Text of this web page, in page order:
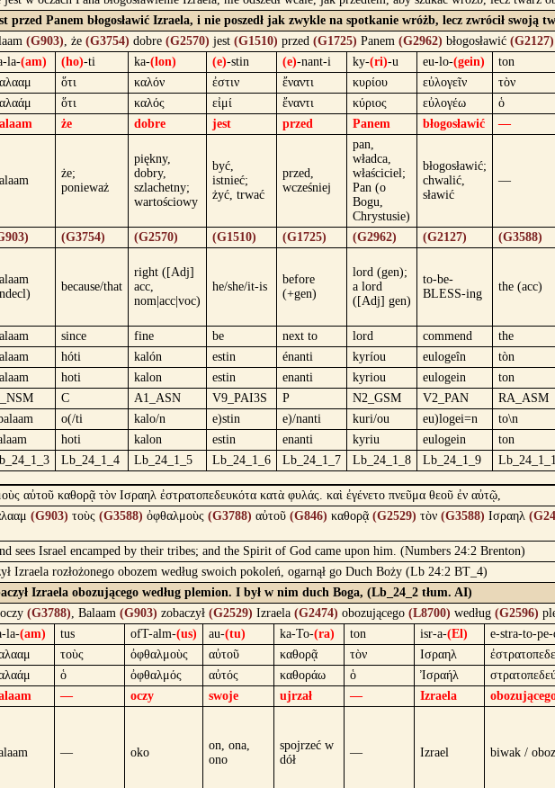
przed Panem błogosławić Izraela, i nie poszedł jak zwykle na spotkanie wróżb, lecz zwrócił swoją
(G903), że (G3754) dobre (G2570) jest (G1510) przed (G1725) Panem (G2962) błogosławić (G2127)
la-(am) (ho)-ti ka-(lon) (e)-stin (e)-nant-i ky-(ri)-u eu-lo-(gein) ton
ὅτι καλόν ἐστιν ἔναντι κυρίου εὐλογεῖν τὸν
ὅτι καλός εἰμί ἔναντι κύριος εὐλογέω ὁ
że dobre jest przed Panem błogosławić —
że;
ponieważ
piękny,
dobry,
szlachetny;
wartościowy
być,
istnieć;
żyć, trwać
przed,
wcześniej
pan,
władca,
właściciel;
Pan (o
Bogu,
Chrystusie)
błogosławić;
chwalić,
sławić
—
(G3754) (G2570) (G1510) (G1725) (G2962) (G2127) (G3588)
because/that
right ([Adj]
acc,
nom|acc|voc)
he/she/it-is
before
(+gen)
lord (gen);
a lord
([Adj] gen)
to-be-
BLESS-ing
the (acc)
since fine be next to lord commend the
hóti kalón estin énanti kyríou eulogeîn tòn
hoti kalon estin enanti kyriou eulogein ton
C A1_ASN V9_PAI3S P N2_GSM V2_PAN RA_ASM
o(/ti kalo/n e)stin e)/nanti kuri/ou eu)logei=n to\n
hoti kalon estin enanti kyriu eulogein ton
Lb_24_1_4 Lb_24_1_5 Lb_24_1_6 Lb_24_1_7 Lb_24_1_8 Lb_24_1_9
αὐτοῦ καθορᾷ τὸν Ισραηλ ἐστρατοπεδευκότα κατὰ φυλάς. καὶ ἐγένετο πνεῦμα θεοῦ ἐν αὐτῷ,
(G903) τοὺς (G3588) ὀφθαλμοὺς (G3788) αὐτοῦ (G846) καθορᾷ (G2529) τὸν (G3588) Ισραηλ
sees Israel encamped by their tribes; and the Spirit of God came upon him. (Numbers 24:2 Brenton)
Izraela rozłożonego obozem według swoich pokoleń, ogarnął go Duch Boży (Lb 24:2 BT_4)
Izraela obozującego według plemion. I był w nim duch Boga, (Lb_24_2 tłum. AI)
oczy (G3788), Balaam (G903) zobaczył (G2529) Izraela (G2474) obozującego (L8700) według (G2596)
la-(am) tus ofT-alm-(us) au-(tu) ka-To-(ra) ton isr-a-(El) e-stra-to-
τοὺς ὀφθαλμοὺς αὐτοῦ καθορᾷ τὸν Ισραηλ
ὁ ὀφθαλμός αὐτός καθοράω ὁ Ἰσραήλ
— oczy swoje ujrzał — Izraela
— oko
on, ona,
ono
spojrzeć w
dół
— Izrael biwak /